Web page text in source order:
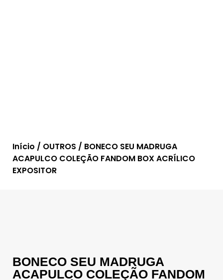
Início / OUTROS / BONECO SEU MADRUGA
ACAPULCO COLEÇÃO FANDOM BOX ACRÍLICO
EXPOSITOR
BONECO SEU MADRUGA
ACAPULCO COLEÇÃO FANDOM